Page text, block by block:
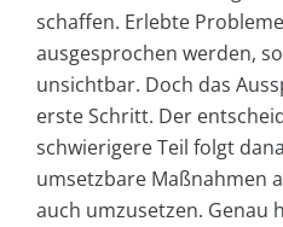
schaffen. Erlebte
ausgesprochen werden,
unsichtbar. Doch das
erste Schritt. Der
schwierigere Teil folgt
umsetzbare Maßnahmen
auch umzusetzen. Genau